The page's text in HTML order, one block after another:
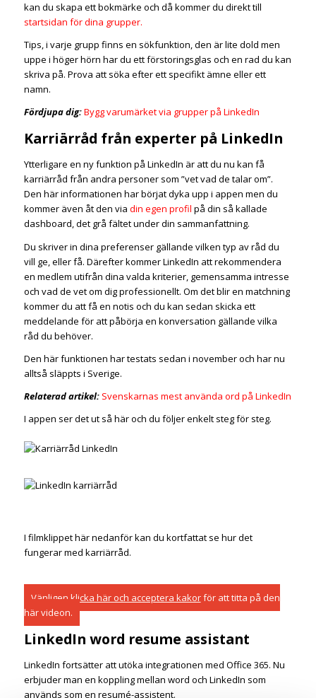
kan du skapa ett bokmärke och då kommer du direkt till
startsidan för dina grupper.
Tips, i varje grupp finns en sökfunktion, den är lite dold men
uppe i höger hörn har du ett förstoringsglas och en rad du kan
skriva på. Prova att söka efter ett specifikt ämne eller ett
namn.
Fördjupa dig:Bygg varumärket via grupper på LinkedIn
Karriärråd från experter på LinkedIn
Ytterligare en ny funktion på LinkedIn är att du nu kan få
karriärråd från andra personer som ”vet vad de talar om”.
Den här informationen har börjat dyka upp i appen men du
kommer även åt den via din egen profil på din så kallade
dashboard, det grå fältet under din sammanfattning.
Du skriver in dina preferenser gällande vilken typ av råd du
vill ge, eller få. Därefter kommer LinkedIn att rekommendera
en medlem utifrån dina valda kriterier, gemensamma intresse
och vad de vet om dig professionellt. Om det blir en matchning
kommer du att få en notis och du kan sedan skicka ett
meddelande för att påbörja en konversation gällande vilka
råd du behöver.
Den här funktionen har testats sedan i november och har nu
alltså släppts i Sverige.
Relaterad artikel: Svenskarnas mest använda ord på LinkedIn
I appen ser det ut så här och du följer enkelt steg för steg.
I filmklippet här nedanför kan du kortfattat se hur det
fungerar med karriärråd.
Vänligen klicka här och acceptera kakorför att titta på den
här videon.
LinkedIn word resume assistant
LinkedIn fortsätter att utöka integrationen med Office 365. Nu
erbjuder man en koppling mellan word och LinkedIn som
används som en resumé-assistent.